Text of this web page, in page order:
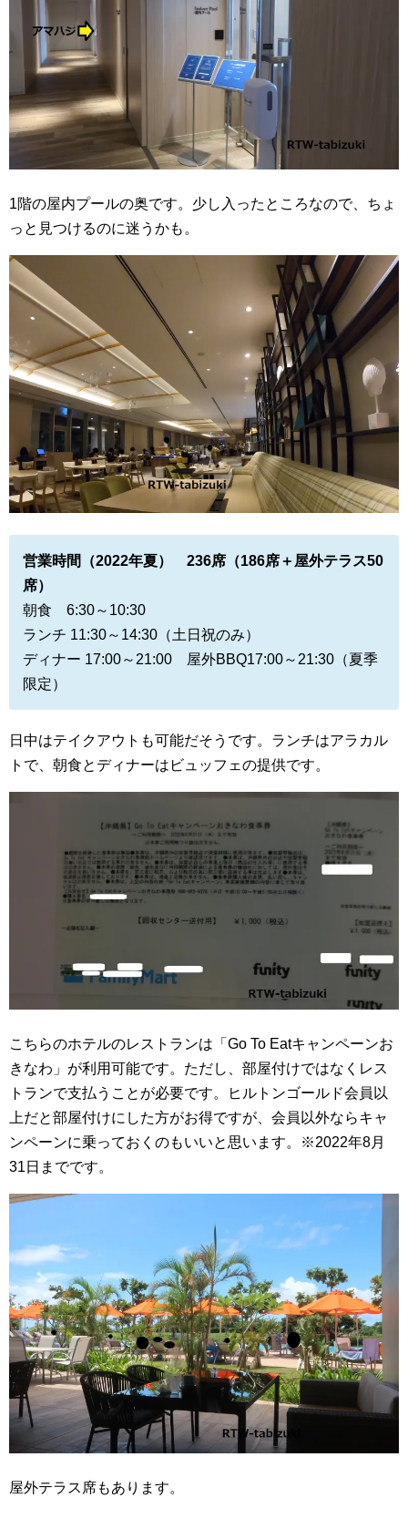
1階の屋内プールの奥です。少し入ったところなので、ちょ
っと見つけるのに迷うかも。
営業時間（2022年夏） 236席（186席＋屋外テラス50
席）
朝食 6:30～10:30
ランチ 11:30～14:30（土日祝のみ）
ディナー 17:00～21:00 屋外BBQ17:00～21:30（夏季
限定）
日中はテイクアウトも可能だそうです。ランチはアラカル
トで、朝食とディナーはビュッフェの提供です。
こちらのホテルのレストランは「Go To Eatキャンペーンお
きなわ」が利用可能です。ただし、部屋付けではなくレス
トランで支払うことが必要です。ヒルトンゴールド会員以
上だと部屋付けにした方がお得ですが、会員以外ならキャ
ンペーンに乗っておくのもいいと思います。※2022年8月
31日までです。
屋外テラス席もあります。